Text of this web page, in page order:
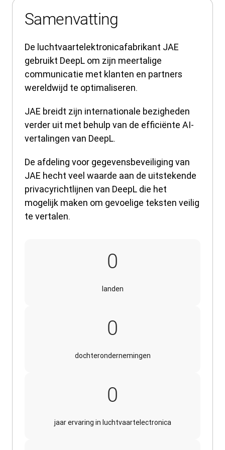
Samenvatting
De luchtvaartelektronicafabrikant JAE
gebruikt DeepL om zijn meertalige
communicatie met klanten en partners
wereldwijd te optimaliseren.
JAE breidt zijn internationale bezigheden
verder uit met behulp van de efficiënte AI-
vertalingen van DeepL.
De afdeling voor gegevensbeveiliging van
JAE hecht veel waarde aan de uitstekende
privacyrichtlijnen van DeepL die het
mogelijk maken om gevoelige teksten veilig
te vertalen.
0
landen
0
dochterondernemingen
0
jaar ervaring in luchtvaartelectronica